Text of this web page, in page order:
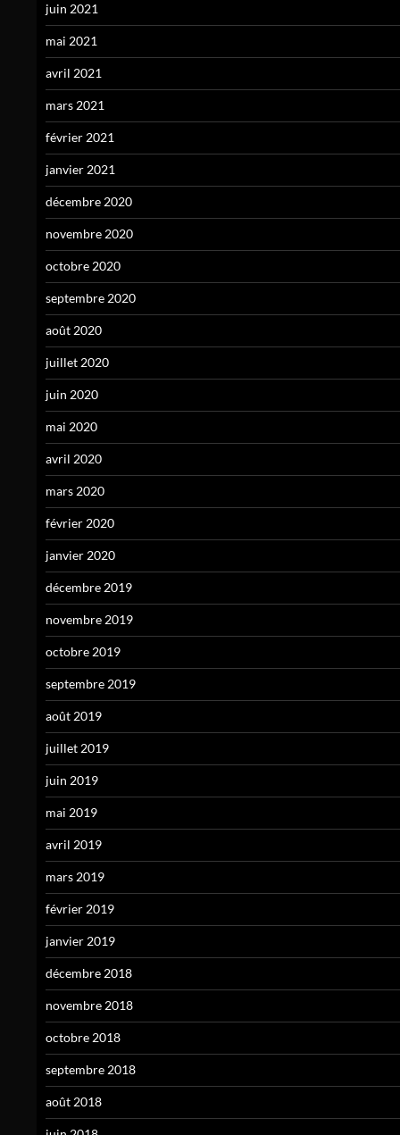
juin 2021
mai 2021
avril 2021
mars 2021
février 2021
janvier 2021
décembre 2020
novembre 2020
octobre 2020
septembre 2020
août 2020
juillet 2020
juin 2020
mai 2020
avril 2020
mars 2020
février 2020
janvier 2020
décembre 2019
novembre 2019
octobre 2019
septembre 2019
août 2019
juillet 2019
juin 2019
mai 2019
avril 2019
mars 2019
février 2019
janvier 2019
décembre 2018
novembre 2018
octobre 2018
septembre 2018
août 2018